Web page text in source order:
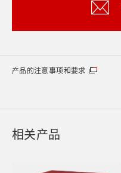
产品的注意事项和要求
相关产品